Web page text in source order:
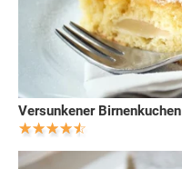
Versunkener Birnenkuchen